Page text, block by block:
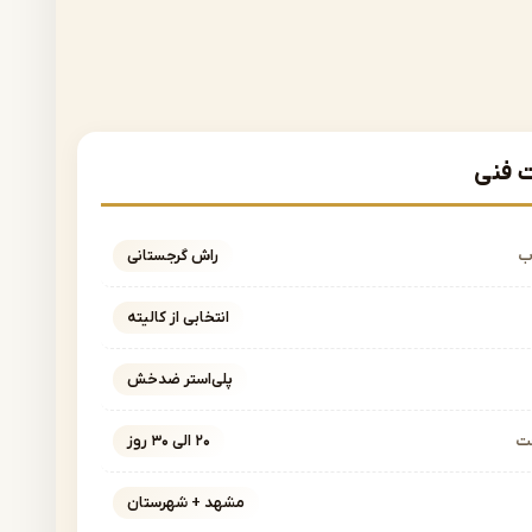
فنی
راش گرجستانی
انتخابی از کالیته
پلی‌استر ضدخش
۲۰ الی ۳۰ روز
مشهد + شهرستان